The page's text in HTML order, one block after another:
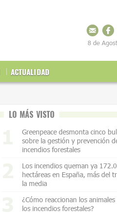
ACTUALIDAD
8 de
LO MÁS VISTO
Greenpeace desmonta cinco
sobre la gestión y prevención
incendios forestales
Los incendios queman ya
hectáreas en España, más del
la media
¿Cómo reaccionan los
los incendios forestales?